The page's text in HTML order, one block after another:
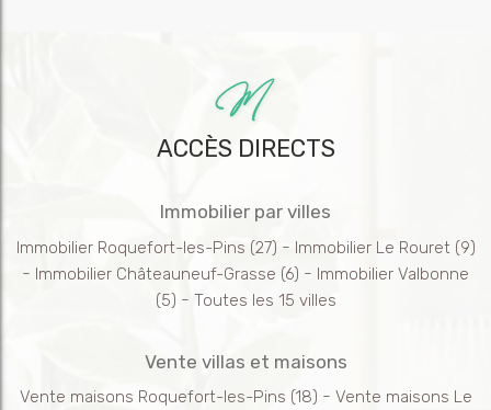
ACCÈS DIRECTS
Immobilier par villes
Immobilier Roquefort-les-Pins (27) - Immobilier Le Rouret(9)
- Immobilier Châteauneuf-Grasse (6) - Immobilier Valbonne
(5) - Toutes les 15 villes
Vente villas et maisons
Vente maisons Roquefort-les-Pins (18) - Vente maisons Le